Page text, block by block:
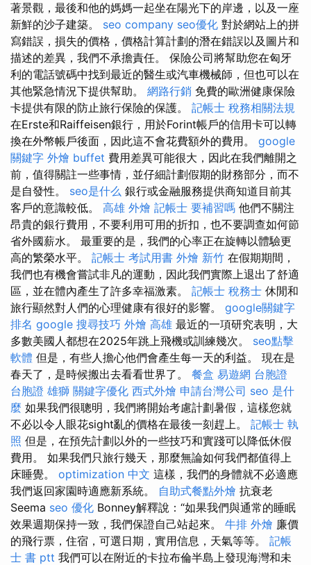
著景觀，最後和他的媽媽一起坐在陽光下的岸邊，以及一座
新鮮的沙子建築。 seo company seo優化 對於網站上的拼
寫錯誤，損失的價格，價格計算計劃的潛在錯誤以及圖片和
描述的差異，我們不承擔責任。 保險公司將幫助您在匈牙
利的電話號碼中找到最近的醫生或汽車機械師，但也可以在
其他緊急情況下提供幫助。 網路行銷 免費的歐洲健康保險
卡提供有限的防止旅行保險的保護。 記帳士 稅務相關法規
在Erste和Raiffeisen銀行，用於Forint帳戶的信用卡可以轉
換在外幣帳戶後面，因此這不會花費額外的費用。 google
關鍵字 外燴 buffet 費用差異可能很大，因此在我們離開之
前，值得關註一些事情，並仔細計劃假期的財務部分，而不
是自發性。 seo是什么 銀行或金融服務提供商知道目前其
客戶的意識較低。 高雄 外燴 記帳士 要補習嗎 他們不關注
昂貴的銀行費用，不要利用可用的折扣，也不要調查如何節
省外國薪水。 最重要的是，我們的心率正在旋轉以體驗更
高的繁榮水平。 記帳士 考試用書 外燴 新竹 在假期期間，
我們也有機會嘗試非凡的運動，因此我們實際上退出了舒適
區，並在體內產生了許多幸福激素。 記帳士 稅務士 休閒和
旅行顯然對人們的心理健康有很好的影響。 google關鍵字
排名 google 搜尋技巧 外燴 高雄 最近的一項研究表明，大
多數美國人都想在2025年跳上飛機或訓練幾次。 seo點擊
軟體 但是，有些人擔心他們會產生每一天的利益。 現在是
春天了，是時候搬出去看看世界了。 餐盒 易遊網 台胞證
台胞證 雄獅 關鍵字優化 西式外燴 申請台灣公司 seo 是什
麼 如果我們很聰明，我們將開始考慮計劃暑假，這樣您就
不必以令人眼花sight亂的價格在最後一刻趕上。 記帳士 執
照 但是，在預先計劃以外的一些技巧和實踐可以降低休假
費用。 如果我們只旅行幾天，那麼無論如何我們都值得上
床睡覺。 optimization 中文 這樣，我們的身體就不必適應
我們返回家園時適應新系統。 自助式餐點外燴 抗衰老
Seema seo 優化 Bonney解釋說：“如果我們與通常的睡眠
效果週期保持一致，我們保證自己站起來。 牛排 外燴 廉價
的飛行票，住宿，可選日期，實用信息，天氣等等。 記帳
士 書 ptt 我們可以在附近的卡拉布倫半島上發現海灣和未